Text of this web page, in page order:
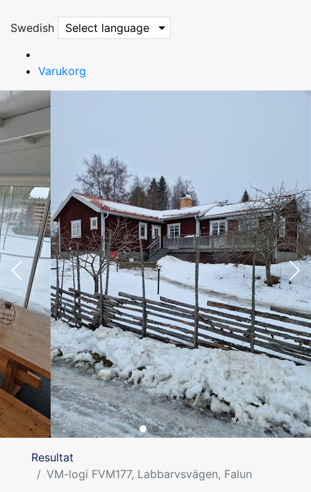
Swedish Select language
Varukorg
Resultat
VM-logi FVM177, Labbarvsvägen, Falun